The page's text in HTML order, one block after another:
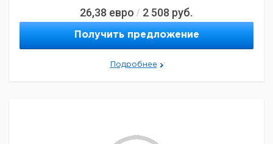
26,38 евро / 2 508 руб.
Получить предложение
Подробнее